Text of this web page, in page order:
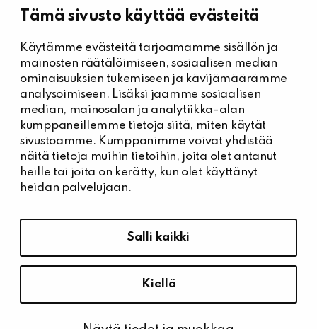
Tämä sivusto käyttää evästeitä
Käytämme evästeitä tarjoamamme sisällön ja
mainosten räätälöimiseen, sosiaalisen median
ominaisuuksien tukemiseen ja kävijämäärämme
analysoimiseen. Lisäksi jaamme sosiaalisen
median, mainosalan ja analytiikka-alan
kumppaneillemme tietoja siitä, miten käytät
sivustoamme. Kumppanimme voivat yhdistää
näitä tietoja muihin tietoihin, joita olet antanut
heille tai joita on kerätty, kun olet käyttänyt
heidän palvelujaan.
Salli kaikki
Kiellä
Kiinteistöhuolto
Päivystysnumero, Kiinteistöässät
044 704 7632
Kiinteistönhuollon yhteystiedot
Tee vikailmoitus